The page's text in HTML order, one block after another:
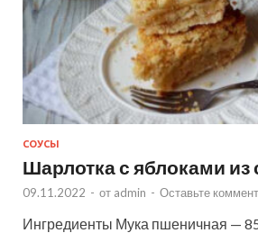
СОУСЫ
Шарлотка с яблоками из
09.11.2022 - от admin - Оставьте
Ингредиенты Мука пшеничная —